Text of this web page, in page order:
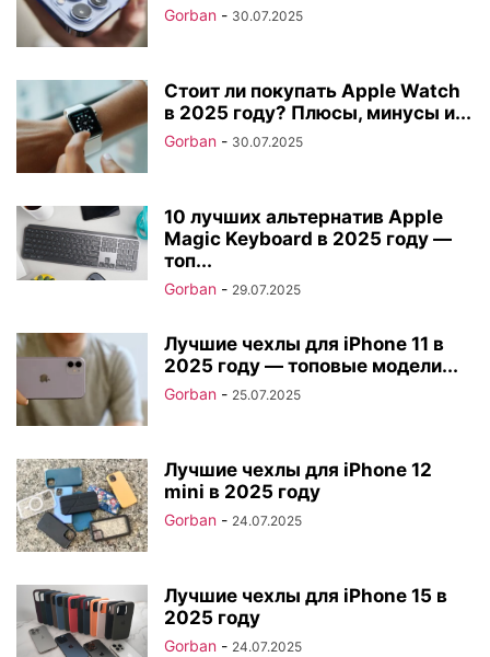
Gorban - 30.07.2025
Стоит ли покупать Apple Watch
в 2025 году? Плюсы, минусы и...
Gorban - 30.07.2025
10 лучших альтернатив Apple
Magic Keyboard в 2025 году —
топ...
Gorban - 29.07.2025
Лучшие чехлы для iPhone 11 в
2025 году — топовые модели...
Gorban - 25.07.2025
Лучшие чехлы для iPhone 12
mini в 2025 году
Gorban - 24.07.2025
Лучшие чехлы для iPhone 15 в
2025 году
Gorban - 24.07.2025